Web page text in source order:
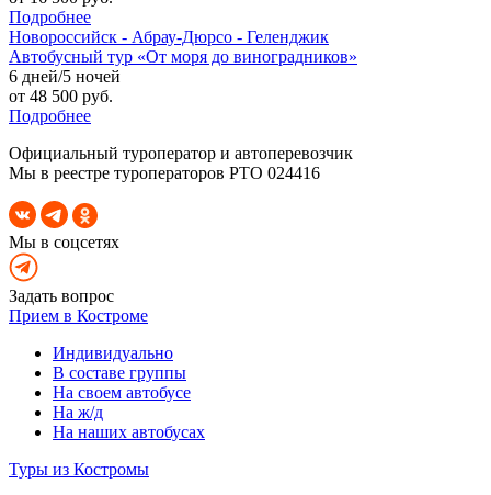
Подробнее
Новороссийск - Абрау-Дюрсо - Геленджик
Автобусный тур «От моря до виноградников»
6 дней/5 ночей
от 48 500 руб.
Подробнее
Официальный туроператор и автоперевозчик
Мы в реестре туроператоров РТО 024416
Мы в соцсетях
Задать вопрос
Прием в Костроме
Индивидуально
В составе группы
На своем автобусе
На ж/д
На наших автобусах
Туры из Костромы